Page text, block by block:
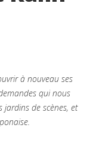
à nouveau ses
qui nous
jardins de scènes, et